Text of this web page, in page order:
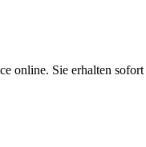
online. Sie erhalten